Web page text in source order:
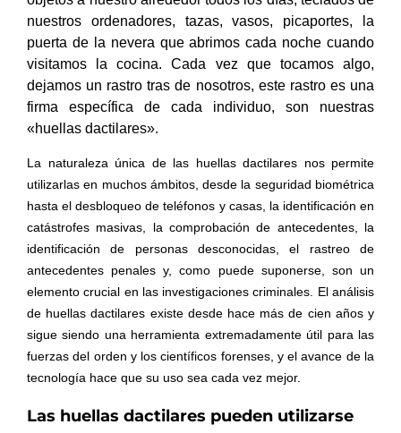
nuestros ordenadores, tazas, vasos, picaportes, la
puerta de la nevera que abrimos cada noche cuando
visitamos la cocina. Cada vez que tocamos algo,
dejamos un rastro tras de nosotros, este rastro es una
firma específica de cada individuo, son nuestras
«huellas dactilares».
La naturaleza única de las huellas dactilares nos permite
utilizarlas en muchos ámbitos, desde la seguridad biométrica
hasta el desbloqueo de teléfonos y casas, la identificación en
catástrofes masivas, la comprobación de antecedentes, la
identificación de personas desconocidas, el rastreo de
antecedentes penales y, como puede suponerse, son un
elemento crucial en las investigaciones criminales. El análisis
de huellas dactilares existe desde hace más de cien años y
sigue siendo una herramienta extremadamente útil para las
fuerzas del orden y los científicos forenses, y el avance de la
tecnología hace que su uso sea cada vez mejor.
Las huellas dactilares pueden utilizarse